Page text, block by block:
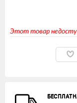
Этот товар